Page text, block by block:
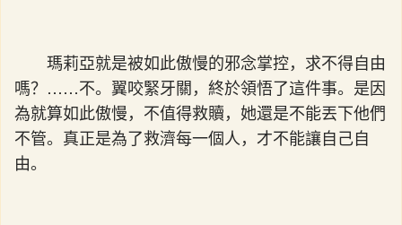
瑪莉亞就是被如此傲慢的邪念掌控，求不得自由
嗎？……不。翼咬緊牙關，終於領悟了這件事。是因
為就算如此傲慢，不值得救贖，她還是不能丟下他們
不管。真正是為了救濟每一個人，才不能讓自己自
由。